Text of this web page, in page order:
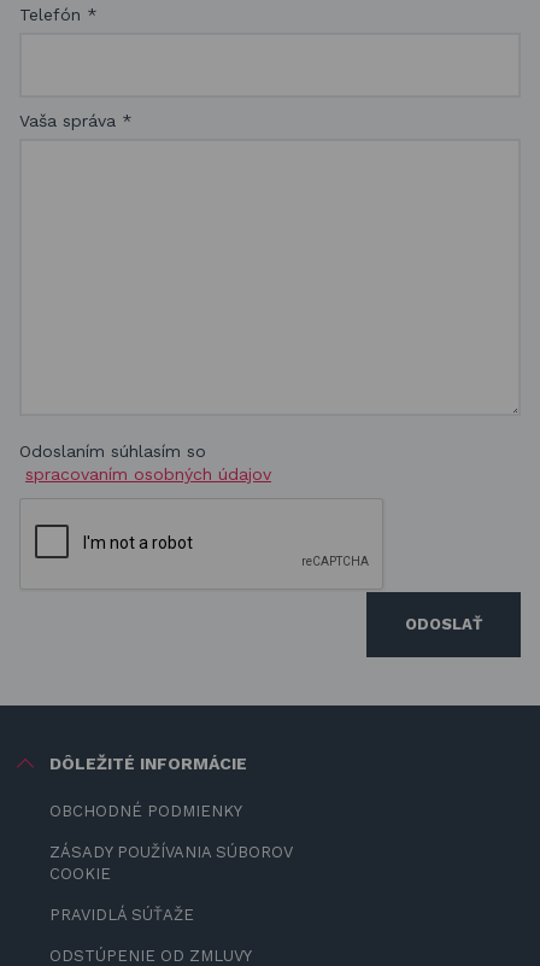
Telefón *
Vaša správa *
Odoslaním súhlasím so
spracovaním osobných údajov
ODOSLAŤ
DÔLEŽITÉ INFORMÁCIE
OBCHODNÉ PODMIENKY
ZÁSADY POUŽÍVANIA SÚBOROV
COOKIE
PRAVIDLÁ SÚŤAŽE
ODSTÚPENIE OD ZMLUVY